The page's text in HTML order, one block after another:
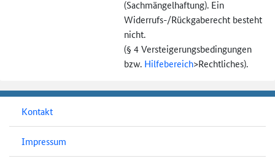
(Sachmängel­haftung). Ein
Widerrufs-/Rückgaberecht besteht
nicht.
(§ 4 Versteigerungs­bedingungen
bzw. Hilfebereich>Rechtliches).
Kontakt
Impressum